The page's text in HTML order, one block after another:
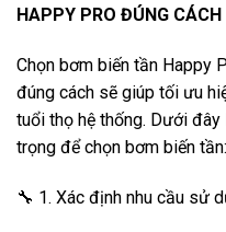
HAPPY PRO ĐÚNG CÁCH
Chọn bơm biến tần Happy
đúng cách sẽ giúp tối ưu
tuổi thọ hệ thống. Dưới
trọng để chọn bơm biến tần:
🔧 1. Xác định nhu cầu sử